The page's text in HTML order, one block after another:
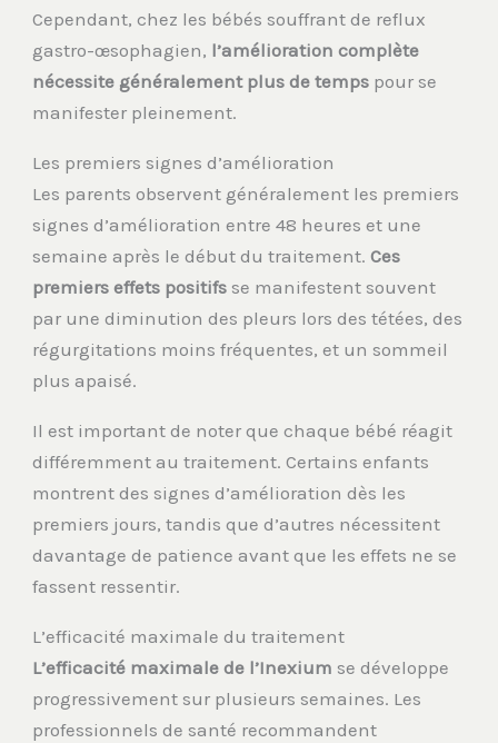
Cependant, chez les bébés souffrant de reflux
gastro-œsophagien, l’amélioration complète
nécessite généralement plus de temps pour se
manifester pleinement.
Les premiers signes d’amélioration
Les parents observent généralement les premiers
signes d’amélioration entre 48 heures et une
semaine après le début du traitement.Ces
premiers effets positifs se manifestent souvent
par une diminution des pleurs lors des tétées, des
régurgitations moins fréquentes, et un sommeil
plus apaisé.
Il est important de noter que chaque bébé réagit
différemment au traitement. Certains enfants
montrent des signes d’amélioration dès les
premiers jours, tandis que d’autres nécessitent
davantage de patience avant que les effets ne se
fassent ressentir.
L’efficacité maximale du traitement
L’efficacité maximale de l’Inexium se développe
progressivement sur plusieurs semaines. Les
professionnels de santé recommandent